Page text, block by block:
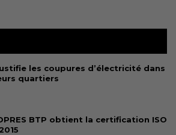
les coupures d’électricité dans
quartiers
BTP obtient la certification ISO